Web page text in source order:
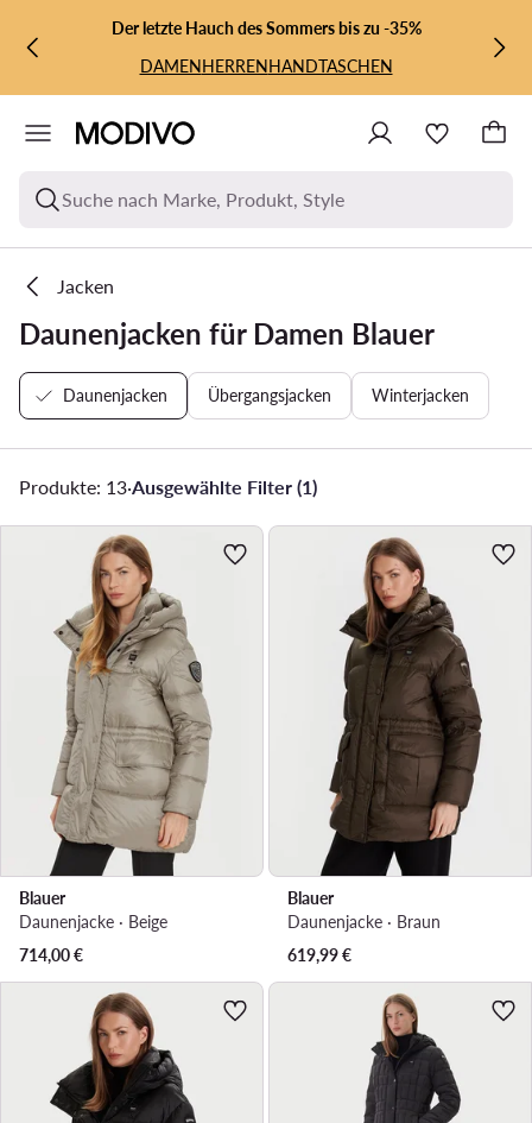
ZUM HAUPTINHALT SPRINGEN
ZUR SUCHEDer letzte Hauch des Sommers bis zu -35%
DAMENHERRENHANDTASCHEN
Suche nach Marke, Produkt, Style
Jacken
Daunenjacken für Damen Blauer
Daunenjacken Übergangsjacken Winterjacken
Produkte: 13·Ausgewählte Filter (1)
Blauer
Daunenjacke · Beige
714,00€
Blauer
Daunenjacke · Braun
619,99€